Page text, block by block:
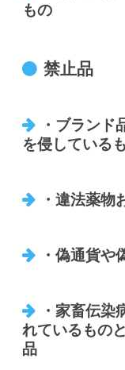
もの
禁止品
・ブランド
を侵している
・違法薬物
・偽通貨や
・家畜伝染
れているもの
品